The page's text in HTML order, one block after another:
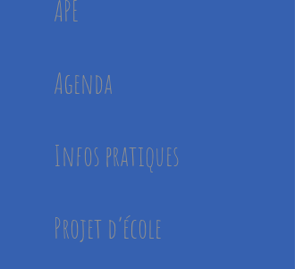
APE
Agenda
Infos pratiques
Projet d’école